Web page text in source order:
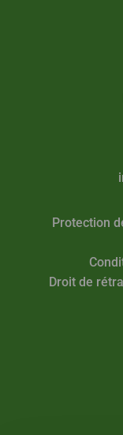
Protection
Droit de